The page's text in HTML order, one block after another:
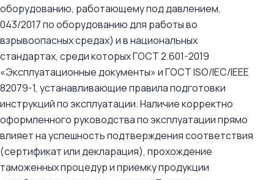
оборудованию, работающему под давлением,
043/2017 по оборудованию для работы во
взрывоопасных средах) и в национальных
стандартах, среди которых ГОСТ 2.601-2019
«Эксплуатационные документы» и ГОСТ ISO/IEC/IEEE
82079-1, устанавливающие правила подготовки
инструкций по эксплуатации. Наличие корректно
оформленного руководства по эксплуатации прямо
влияет на успешность подтверждения соответствия
(сертификат или декларация), прохождение
таможенных процедур и приемку продукции